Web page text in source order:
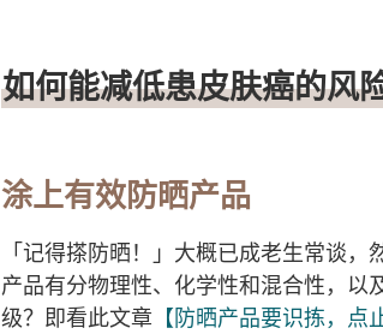
如何能减低患皮肤癌的风
涂上有效防晒产品
「记得搽防晒！」大概已成老生常谈
产品有分物理性、化学性和混合性，以
级？即看此文章 【防晒产品要识拣，点